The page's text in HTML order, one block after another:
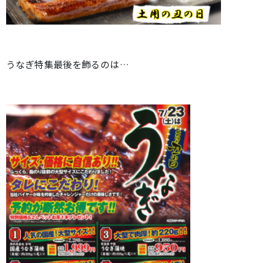
うなぎ特集最後を飾るのは…